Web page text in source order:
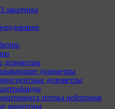
заказчика
дозиметры
дозиметры
дозиметры
потока нейтронов
мониторы